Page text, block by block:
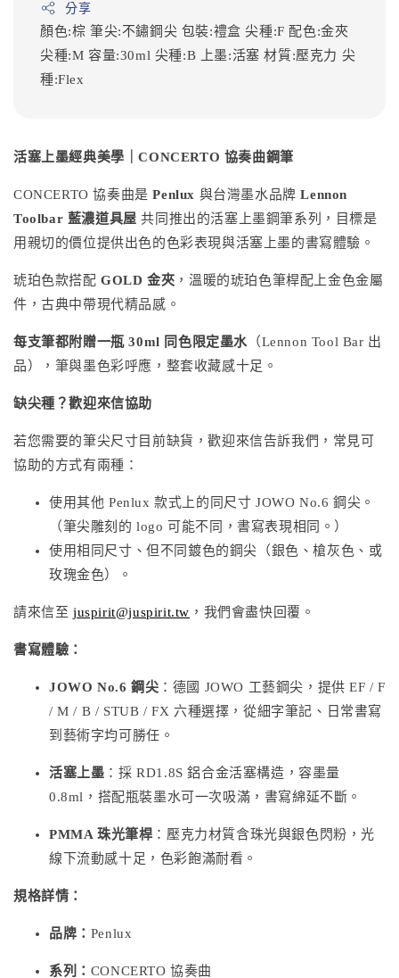
分享
顏色:棕 筆尖:不鏽鋼尖 包裝:禮盒尖種:F配色:金夾
尖種:M 容量:30ml 尖種:B 上墨:活塞材質:壓克力 尖
種:Flex
活塞上墨經典美學｜CONCERTO 協奏曲鋼筆
CONCERTO 協奏曲是Penlux 與台灣墨水品牌Lennon
Toolbar 藍濃道具屋 共同推出的活塞上墨鋼筆系列，目標是
用親切的價位提供出色的色彩表現與活塞上墨的書寫體驗。
琥珀色款搭配GOLD 金夾 ，溫暖的琥珀色筆桿配上金色金屬
件，古典中帶現代精品感。
每支筆都附贈一瓶 30ml 同色限定墨水 （Lennon Tool Bar 出
品），筆與墨色彩呼應，整套收藏感十足。
缺尖種？歡迎來信協助
若您需要的筆尖尺寸目前缺貨，歡迎來信告訴我們，常見可
協助的方式有兩種：
使用其他 Penlux 款式上的同尺寸 JOWO No.6 鋼尖。
（筆尖雕刻的 logo 可能不同，書寫表現相同。）
使用相同尺寸、但不同鍍色的鋼尖（銀色、槍灰色、或
玫瑰金色）。
請來信至 juspirit@juspirit.tw ，我們會盡快回覆。
書寫體驗：
JOWO No.6 鋼尖 ：德國 JOWO 工藝鋼尖，提供 EF / F
/ M / B / STUB / FX 六種選擇，從細字筆記、日常書寫
到藝術字均可勝任。
活塞上墨 ：採 RD1.8S 鋁合金活塞構造，容墨量
0.8ml，搭配瓶裝墨水可一次吸滿，書寫綿延不斷。
PMMA 珠光筆桿 ：壓克力材質含珠光與銀色閃粉，光
線下流動感十足，色彩飽滿耐看。
規格詳情：
品牌： Penlux
系列： CONCERTO 協奏曲